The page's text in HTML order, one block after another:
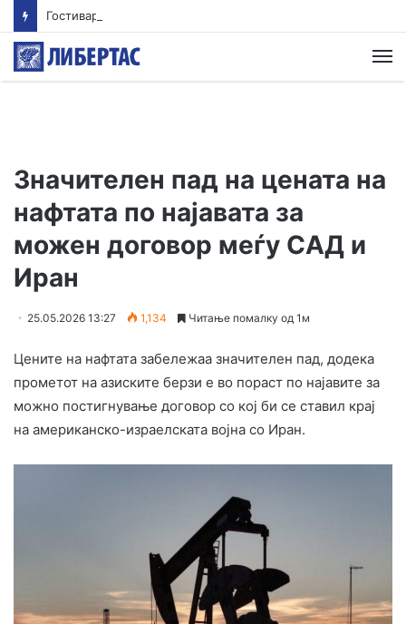
Гостиварци и натаму без пивка вода
Значителен пад на цената на
нафтата по најавата за
можен договор меѓу САД и
Иран
25.05.2026 13:27 1,134 Читање помалку од 1м
Цените на нафтата забележаа значителен пад, додека
прометот на азиските берзи е во пораст по најавите за
можно постигнување договор со кој би се ставил крај
на американско-израелската војна со Иран.